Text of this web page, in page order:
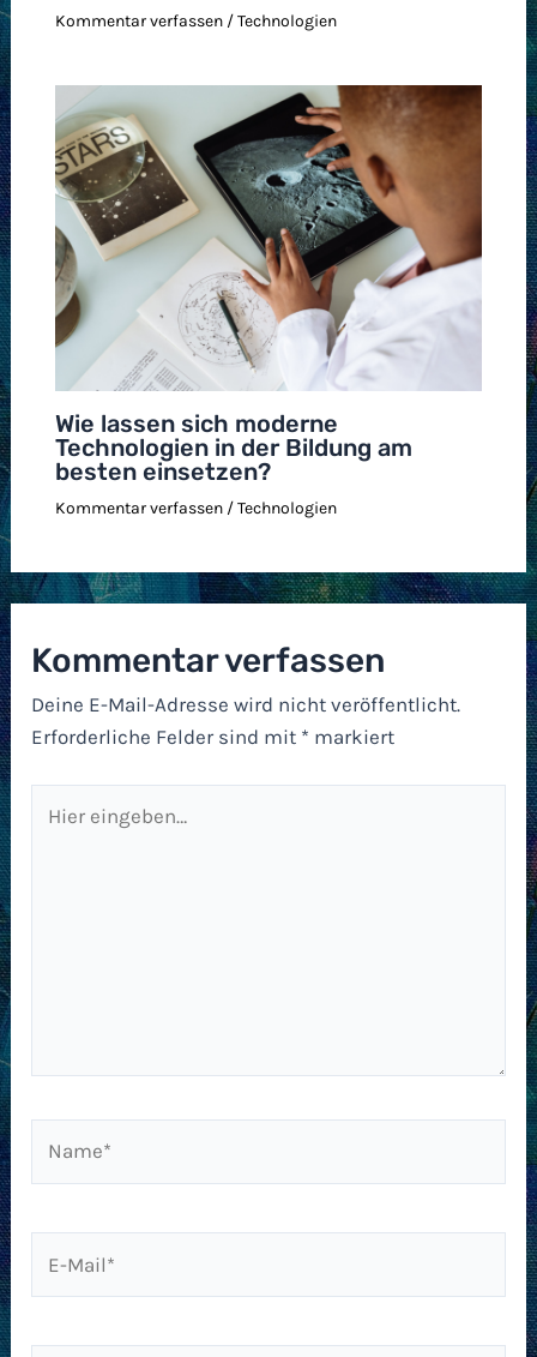
Kommentar verfassen /Technologien
Wie lassen sich moderne
Technologien in der Bildung am
besten einsetzen?
Kommentar verfassen /Technologien
Kommentar verfassen
Deine E-Mail-Adresse wird nicht veröffentlicht.
Erforderliche Felder sind mit * markiert
eingeben…
Mail*